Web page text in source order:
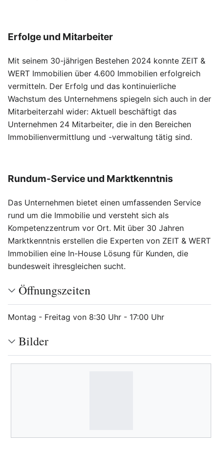
Erfolge und Mitarbeiter
Mit seinem 30-jährigen Bestehen 2024 konnte ZEIT &
WERT Immobilien über 4.600 Immobilien erfolgreich
vermitteln. Der Erfolg und das kontinuierliche
Wachstum des Unternehmens spiegeln sich auch in der
Mitarbeiterzahl wider: Aktuell beschäftigt das
Unternehmen 24 Mitarbeiter, die in den Bereichen
Immobilienvermittlung und -verwaltung tätig sind.
Rundum-Service und Marktkenntnis
Das Unternehmen bietet einen umfassenden Service
rund um die Immobilie und versteht sich als
Kompetenzzentrum vor Ort. Mit über 30 Jahren
Marktkenntnis erstellen die Experten von ZEIT & WERT
Immobilien eine In-House Lösung für Kunden, die
bundesweit ihresgleichen sucht.
Öffnungszeiten
Montag - Freitag von 8:30 Uhr - 17:00 Uhr
Bilder